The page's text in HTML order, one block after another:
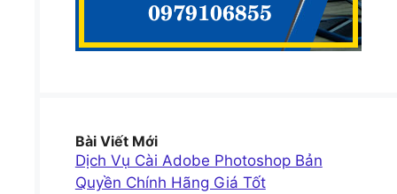
Bài Viết Mới
Dịch Vụ Cài Adobe Photoshop Bản
Quyền Chính Hãng Giá Tốt